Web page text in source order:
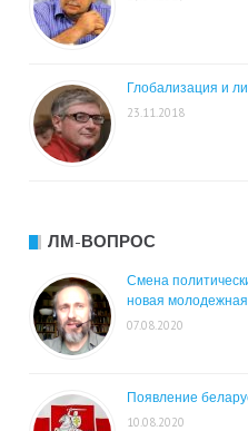
Глобализация и
23.11.2018
ЛМ-ВОПРОС
Смена
новая молодежная
07.08.2020
Появление
10.08.2020